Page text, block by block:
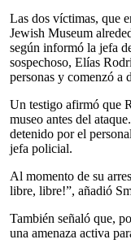
Las dos víctimas, que
Jewish Museum
según informó la jefa
sospechoso, Elías
personas y comenzó a
Un testigo afirmó que
museo antes del
detenido por el
jefa policial.
Al momento de su
libre, libre!”, añadió
También señaló que,
una amenaza activa